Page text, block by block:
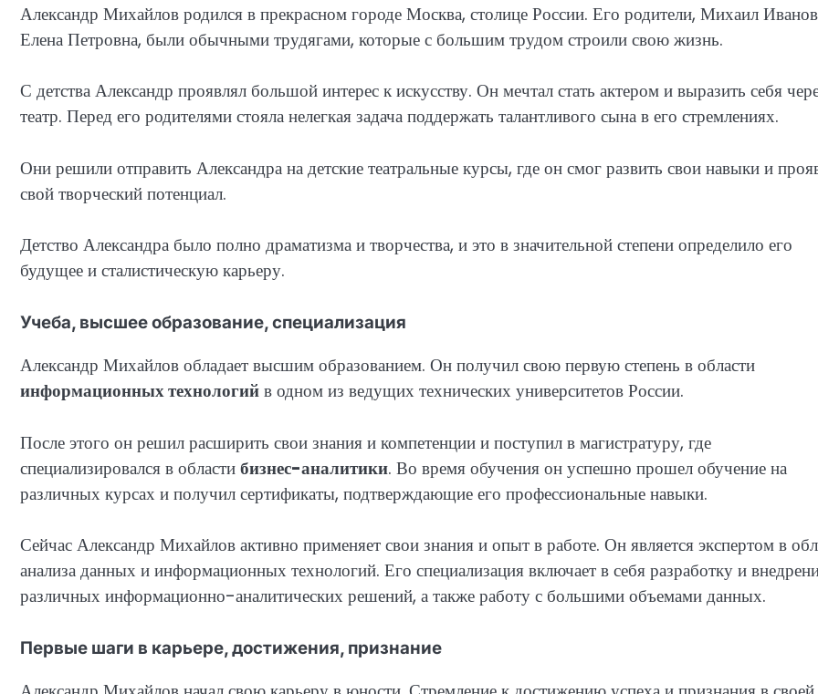
Александр Михайлов родился в прекрасном городе Москва, столице России. Его родители, Михаил
Елена Петровна, были обычными трудягами, которые с большим трудом строили свою жизнь.
С детства Александр проявлял большой интерес к искусству. Он мечтал стать актером и выразить себя
театр. Перед его родителями стояла нелегкая задача поддержать талантливого сына в его стремлениях.
Они решили отправить Александра на детские театральные курсы, где он смог развить свои навыки и
свой творческий потенциал.
Детство Александра было полно драматизма и творчества, и это в значительной степени определило его
будущее и сталистическую карьеру.
Учеба, высшее образование, специализация
Александр Михайлов обладает высшим образованием. Он получил свою первую степень в области
информационных технологийв одном из ведущих технических университетов России.
После этого он решил расширить свои знания и компетенции и поступил в магистратуру, где
специализировался в областибизнес-аналитики. Во время обучения он успешно прошел обучение на
различных курсах и получил сертификаты, подтверждающие его профессиональные навыки.
Сейчас Александр Михайлов активно применяет свои знания и опыт в работе. Он является экспертом в
анализа данных и информационных технологий. Его специализация включает в себя разработку и
различных информационно-аналитических решений, а также работу с большими объемами данных.
Первые шаги в карьере, достижения, признание